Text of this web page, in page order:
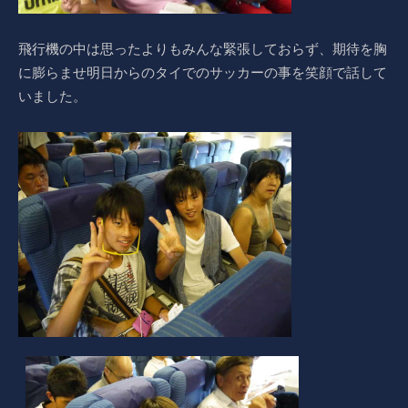
飛行機の中は思ったよりもみんな緊張しておらず、期待を胸
に膨らませ明日からのタイでのサッカーの事を笑顔で話して
いました。